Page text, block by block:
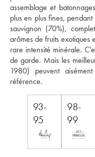
assemblage et
plus en plus fines,
sauvignon (70%),
arômes de fruits exotiques
rare intensité minérale.
de garde. Mais les
1980) peuvent
référence.
93-
95
98-
99